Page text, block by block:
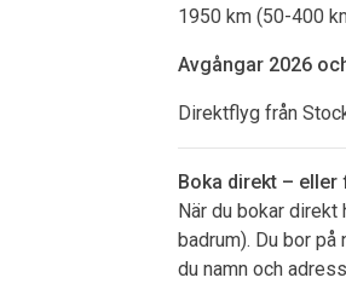
1950 km (50-400
Avgångar 2026
Direktflyg från
Boka direkt –
När du bokar
badrum). Du bor
du namn och